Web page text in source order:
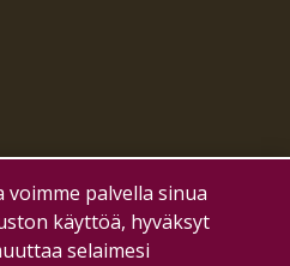
voimme palvella sinua
käyttöä, hyväksyt
selaimesi